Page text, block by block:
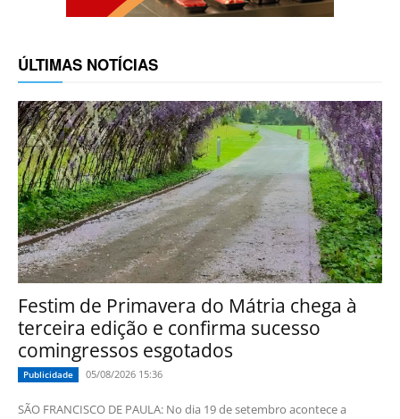
ÚLTIMAS NOTÍCIAS
Festim de Primavera do Mátria chega à
terceira edição e confirma sucesso
comingressos esgotados
Publicidade 05/08/2026 15:36
SÃO FRANCISCO DE PAULA: No dia 19 de setembro acontece a